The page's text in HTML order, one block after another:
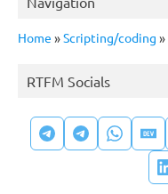
Home »Scripting/coding »
RTFM Socials